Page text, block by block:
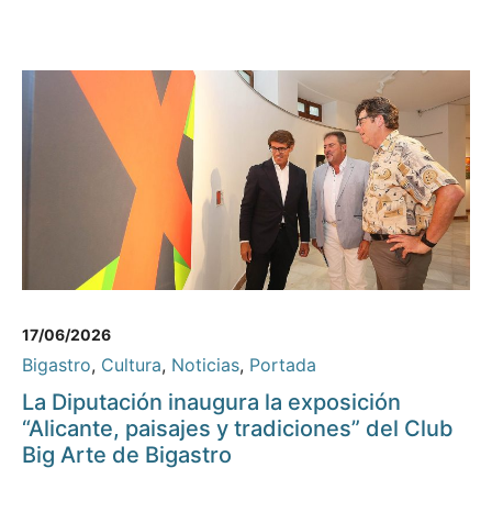
17/06/2026
Bigastro, Cultura, Noticias, Portada
La Diputación inaugura la exposición
“Alicante, paisajes y tradiciones” del Club
Big Arte de Bigastro